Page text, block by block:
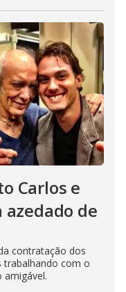
Carlos e
de
contratação dos
trabalhando com o
amigável.